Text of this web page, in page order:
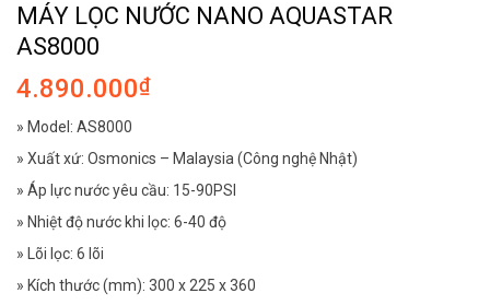
MÁY LỌC NƯỚC NANO AQUASTAR
AS8000
4.890.000₫
» Model: AS8000
» Xuất xứ: Osmonics – Malaysia (Công nghệ Nhật)
» Áp lực nước yêu cầu: 15-90PSI
» Nhiệt độ nước khi lọc: 6-40 độ
» Lõi lọc: 6 lõi
» Kích thước (mm): 300 x 225 x 360